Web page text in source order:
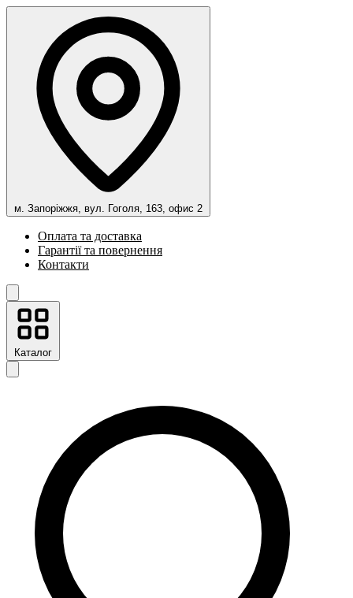
м. Запоріжжя, вул. Гоголя, 163, офис 2
Оплата та доставка
Гарантії та повернення
Контакти
Каталог